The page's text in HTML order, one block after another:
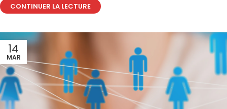
CONTINUER LA LECTURE
14
MAR